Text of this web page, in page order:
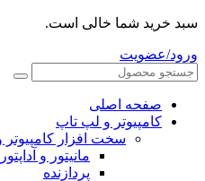
سبد خرید شما خالی است.
ورود/عضویت
صفحه اصلی
کامپیوتر و‌‌‌‌‌ لپ تاپ
سخت افزار کامپیوتر
مانیتور و آداپتور
پردازنده